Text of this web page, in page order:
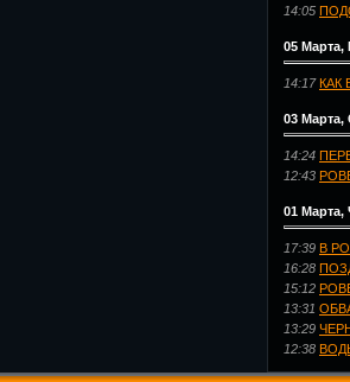
14:05
05 Марта,
14:17
03 Марта,
14:24
12:43
01 Марта,
17:39 В
16:28
15:12
13:31
13:29
12:38